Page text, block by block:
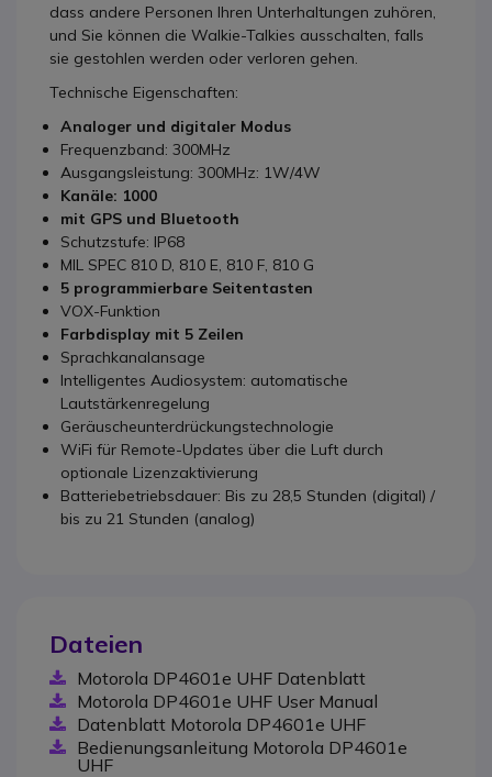
dass andere Personen Ihren Unterhaltungen zuhören,
und Sie können die Walkie-Talkies ausschalten, falls
sie gestohlen werden oder verloren gehen.
Technische Eigenschaften:
Analoger und digitaler Modus
Frequenzband: 300MHz
Ausgangsleistung: 300MHz: 1W/4W
Kanäle: 1000
mit GPS und Bluetooth
Schutzstufe: IP68
MIL SPEC 810 D, 810 E, 810 F, 810 G
5 programmierbare Seitentasten
VOX-Funktion
Farbdisplay mit 5 Zeilen
Sprachkanalansage
Intelligentes Audiosystem: automatische
Lautstärkenregelung
Geräuscheunterdrückungstechnologie
WiFi für Remote-Updates über die Luft durch
optionale Lizenzaktivierung
Batteriebetriebsdauer: Bis zu 28,5 Stunden (digital) /
bis zu 21 Stunden (analog)
Dateien
Motorola DP4601e UHF Datenblatt
Motorola DP4601e UHF User Manual
Datenblatt Motorola DP4601e UHF
Bedienungsanleitung Motorola DP4601e
UHF